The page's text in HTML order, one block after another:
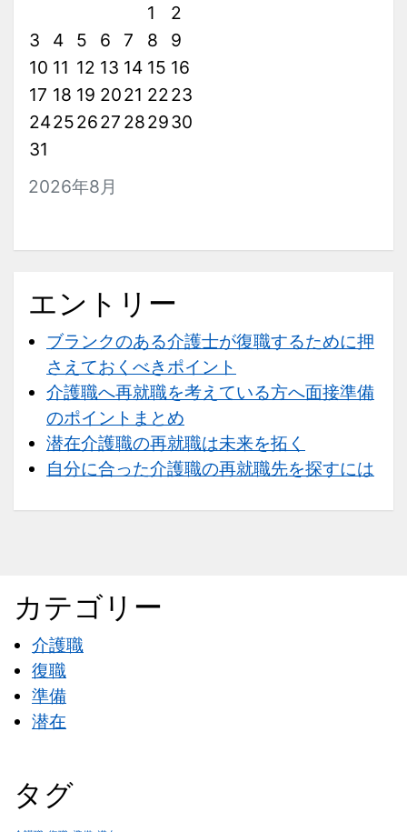
2026年8月
1
2
3
4 5 6 7 8
9
10 11 12 13 14 15 16
17 18 19 2021 2223
24252627 282930
31
エントリー
ブランクのある介護士が復職するために押
さえておくべきポイント
介護職へ再就職を考えている方へ面接準備
のポイントまとめ
潜在介護職の再就職は未来を拓く
自分に合った介護職の再就職先を探すには
カテゴリー
介護職
復職
準備
潜在
タグ